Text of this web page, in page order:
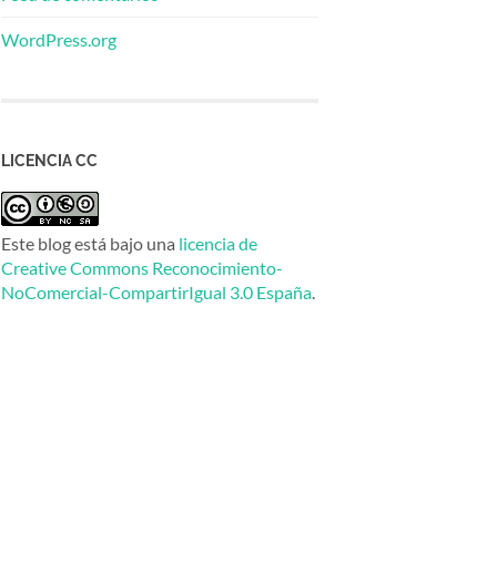
WordPress.org
LICENCIA CC
Este blog está bajo una licencia de
Creative Commons Reconocimiento-
NoComercial-CompartirIgual 3.0 España.